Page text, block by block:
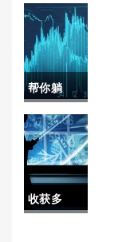
习市场动
态和投资
知识）
油(今年的
原油价格)
帮你躺
平！交易
大师期货
喊单直播
间(国际期
收获多